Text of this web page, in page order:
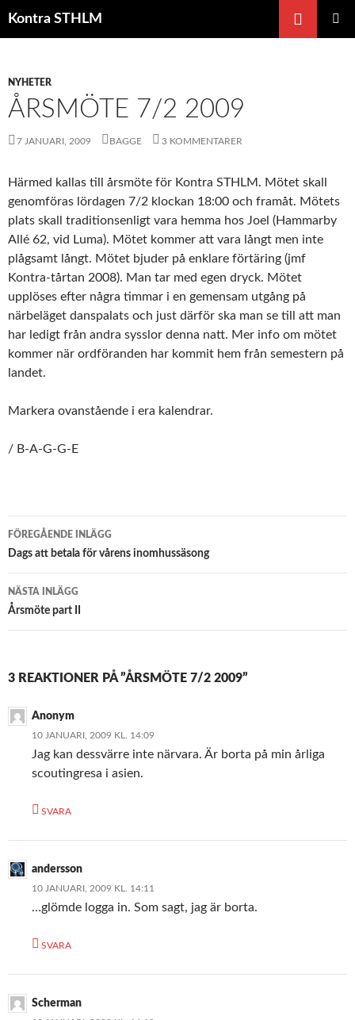
Kontra STHLM
NYHETER
ÅRSMÖTE 7/2 2009
7 JANUARI, 2009 BAGGE 3 KOMMENTARER
Härmed kallas till årsmöte för Kontra STHLM. Mötet skall
genomföras lördagen 7/2 klockan 18:00 och framåt. Mötets
plats skall traditionsenligt vara hemma hos Joel (Hammarby
Allé 62, vid Luma). Mötet kommer att vara långt men inte
plågsamt långt. Mötet bjuder på enklare förtäring (jmf
Kontra-tårtan 2008). Man tar med egen dryck. Mötet
upplöses efter några timmar i en gemensam utgång på
närbeläget danspalats och just därför ska man se till att man
har ledigt från andra sysslor denna natt. Mer info om mötet
kommer när ordföranden har kommit hem från semestern på
landet.
Markera ovanstående i era kalendrar.
/ B-A-G-G-E
Inläggsnavigering
FÖREGÅENDE INLÄGG
Dags att betala för vårens inomhussäsong
NÄSTA INLÄGG
Årsmöte part II
3 REAKTIONER PÅ ”ÅRSMÖTE 7/2 2009”
Anonym
10 JANUARI, 2009 KL. 14:09
Jag kan dessvärre inte närvara. Är borta på min årliga
scoutingresa i asien.
SVARA
andersson
10 JANUARI, 2009 KL. 14:11
…glömde logga in. Som sagt, jag är borta.
SVARA
Scherman